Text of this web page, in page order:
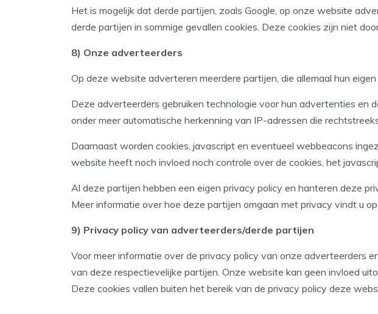
Het is mogelijk dat derde partijen, zoals Google, op onze website
derde partijen in sommige gevallen cookies. Deze cookies zijn niet
8) Onze adverteerders
Op deze website adverteren meerdere partijen, die allemaal hun
Deze adverteerders gebruiken technologie voor hun advertenties en
onder meer automatische herkenning van IP-adressen die
Daarnaast worden cookies, javascript en eventueel webbeacons
website heeft noch invloed noch controle over de cookies, het
Al deze partijen hebben een eigen privacy policy en hanteren deze
Meer informatie over hoe deze partijen omgaan met privacy vindt u
9) Privacy policy van adverteerders/derde partijen
Voor meer informatie over de privacy policy van onze adverteerders
van deze respectievelijke partijen. Onze website kan geen invloed
Deze cookies vallen buiten het bereik van de privacy policy deze